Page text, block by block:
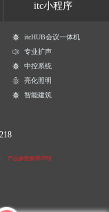
itc小程序
itcHUB会议一体机
专业扩声
中控系统
亮化照明
智能建筑
产品参数解释声明